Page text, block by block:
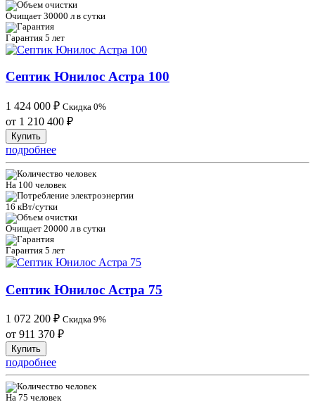
Очищает 30000 л в сутки
Гарантия 5 лет
Септик Юнилос Астра 100
1 424 000 ₽ Скидка 0%
от 1 210 400 ₽
Купить
подробнее
На 100 человек
16 кВт/сутки
Очищает 20000 л в сутки
Гарантия 5 лет
Септик Юнилос Астра 75
1 072 200 ₽ Скидка 9%
от 911 370 ₽
Купить
подробнее
На 75 человек